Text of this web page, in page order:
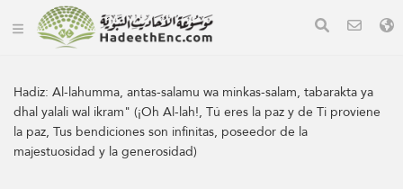
Hadiz:Al-lahumma, antas-salamu wa minkas-salam, tabarakta ya
dhal yalali wal ikram" (¡Oh Al-lah!, Tú eres la paz y de Ti proviene
la paz, Tus bendiciones son infinitas, poseedor de la
majestuosidad y la generosidad)